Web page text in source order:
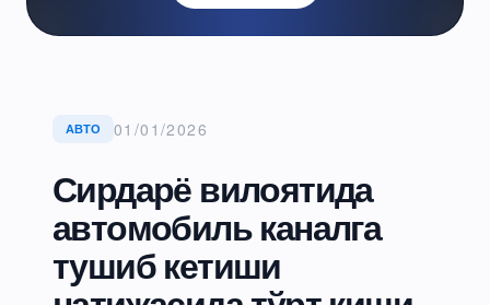
АВТО 01/01/2026
Сирдарё вилоятида
автомобиль каналга
тушиб кетиши